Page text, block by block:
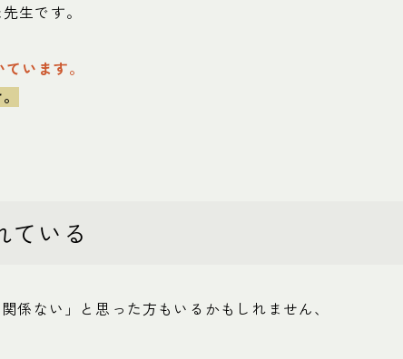
生です。
います。
ている
係ない」と思った方もいるかもしれません、